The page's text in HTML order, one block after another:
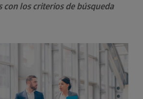
con los criterios de búsqueda